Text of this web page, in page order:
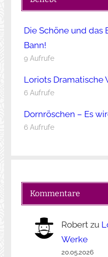
Die Schöne und das
Bann!
9 Aufrufe
Loriots Dramatische
6 Aufrufe
Dornröschen – Es
6 Aufrufe
Kommentare
Robertzu
Werke
20.05.2026